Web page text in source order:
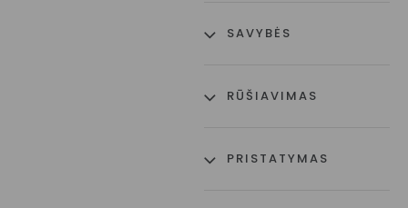
SAVYBĖS
RŪŠIAVIMAS
PRISTATYMAS